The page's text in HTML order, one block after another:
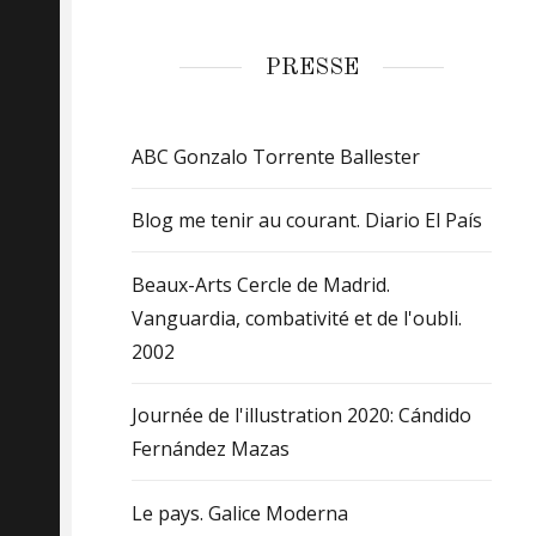
PRESSE
ABC Gonzalo Torrente Ballester
Blog me tenir au courant. Diario El País
Beaux-Arts Cercle de Madrid.
Vanguardia, combativité et de l'oubli.
2002
Journée de l'illustration 2020: Cándido
Fernández Mazas
Le pays. Galice Moderna